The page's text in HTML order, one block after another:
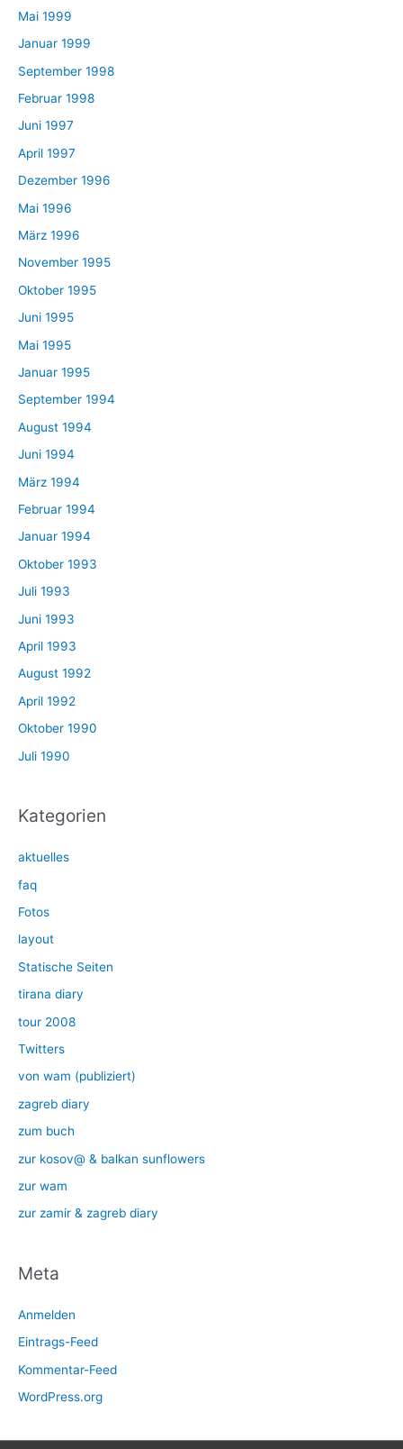
Mai 1999
Januar 1999
September 1998
Februar 1998
Juni 1997
April 1997
Dezember 1996
Mai 1996
März 1996
November 1995
Oktober 1995
Juni 1995
Mai 1995
Januar 1995
September 1994
August 1994
Juni 1994
März 1994
Februar 1994
Januar 1994
Oktober 1993
Juli 1993
Juni 1993
April 1993
August 1992
April 1992
Oktober 1990
Juli 1990
Kategorien
aktuelles
faq
Fotos
layout
Statische Seiten
tirana diary
tour 2008
Twitters
von wam (publiziert)
zagreb diary
zum buch
zur kosov@ & balkan sunflowers
zur wam
zur zamir & zagreb diary
Meta
Anmelden
Eintrags-Feed
Kommentar-Feed
WordPress.org